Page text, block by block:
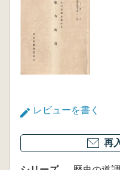
レビューを書く
再